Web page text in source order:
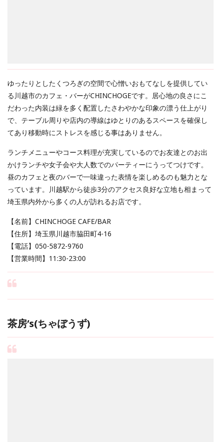
ゆったりとしたくつろぎの空間で心憎いおもてなしを提供してい
る川越市のカフェ・バーがCHINCHOGEです。居心地の良さにこ
だわった内装は緑を多く配置したさわやかな印象の漂う仕上がり
で、テーブル周りや店内の導線はゆとりのあるスペースを確保し
てあり移動時にストレスを感じる事はありません。
ランチメニューやコース料理が充実しているのでお友達とのお出
かけランチや女子会や大人数でのパーティーにうってつけです。
昼のカフェと夜のバーで一味違った表情を楽しめるのも魅力とな
っています。川越駅から徒歩3分のアクセス良好な立地も相まって
埼玉県内外から多くの人が訪れるお店です。
【名前】CHINCHOGE CAFE/BAR
【住所】埼玉県川越市脇田町4-16
【電話】050-5872-9760
【営業時間】11:30-23:00
茶房‘s(ちゃぼうず)